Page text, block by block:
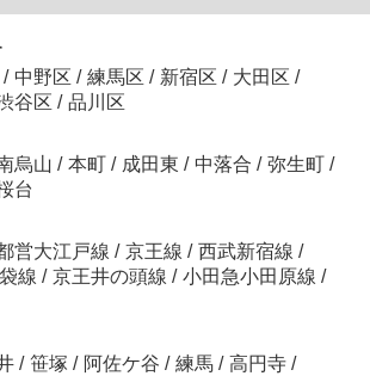
/ 中野区 / 練馬区 / 新宿区 / 大田区 /
谷区 / 品川区
烏山 / 本町 / 成田東 / 中落合 / 弥生町 /
台
営大江戸線 / 京王線 / 西武新宿線 /
線 / 京王井の頭線 / 小田急小田原線 /
/ 笹塚 / 阿佐ケ谷 / 練馬 / 高円寺 /